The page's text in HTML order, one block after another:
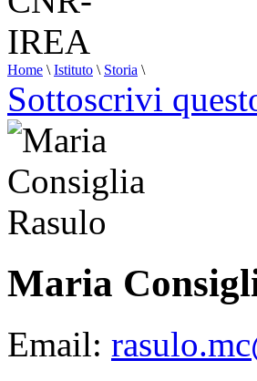
Home \ Istituto \ Storia \
Sottoscrivi
Maria
Email: